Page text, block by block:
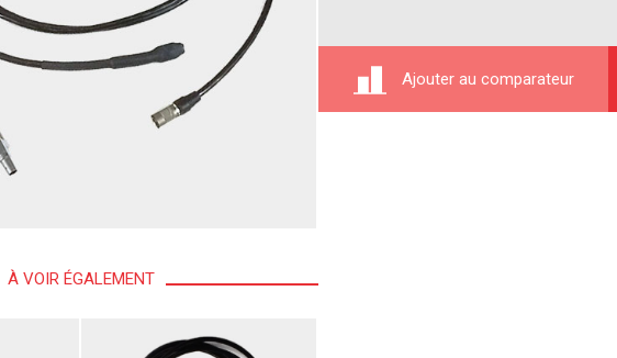
Ajouter au comparateur
À VOIR ÉGALEMENT